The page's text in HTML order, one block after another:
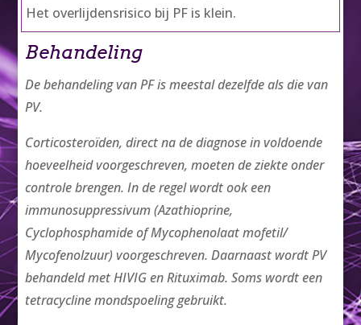
Het overlijdensrisico bij PF is klein.
Behandeling
De behandeling van PF is meestal dezelfde als die van
PV.
Corticosteroïden, direct na de diagnose in voldoende
hoeveelheid voorgeschreven, moeten de ziekte onder
controle brengen. In de regel wordt ook een
immunosuppressivum (Azathioprine,
Cyclophosphamide of Mycophenolaat mofetil/
Mycofenolzuur) voorgeschreven. Daarnaast wordt PV
behandeld met HIVIG en Rituximab. Soms wordt een
tetracycline mondspoeling gebruikt.